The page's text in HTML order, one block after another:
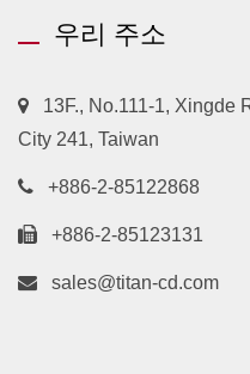
우리 주소
13F., No.111-1, Xingde
City 241, Taiwan
+886-2-85122868
+886-2-85123131
sales@titan-cd.com